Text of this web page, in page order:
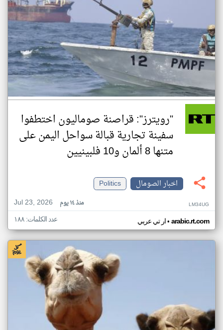
"رويترز": قراصنة صوماليون اختطفوا
سفينة تجارية قبالة سواحل اليمن على
متنها 8 ألمان و10 فلبينيين
اخبار الصومال
Politics
Jul 23, 2026
منذ ١٤ يوم LM34UG
ار تي عربي• arabic.rt.com عدد الكلمات: ١٨٨